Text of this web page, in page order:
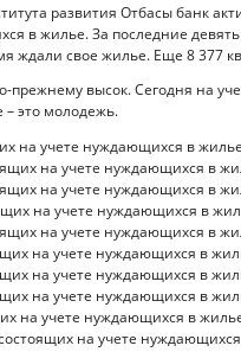
развития Отбасы банк
в жилье. За последние
ждали свое жилье. Еще 8 377
прежнему высок. Сегодня на
это молодежь.
на учете нуждающихся в
на учете нуждающихся в
на учете нуждающихся в
на учете нуждающихся в
на учете нуждающихся в
на учете нуждающихся в
на учете нуждающихся в
на учете нуждающихся в
на учете нуждающихся в
на учете